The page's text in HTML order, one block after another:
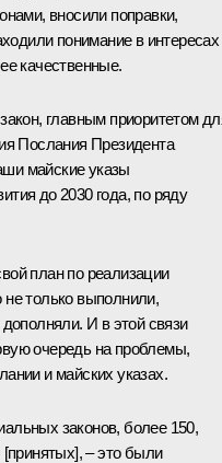
вносили поправки,
понимание в интересах
качественные.
главным приоритетом
Послания Президента
майские указы
до 2030 года, по ряду
план по реализации
только выполнили,
И в этой связи
очередь на проблемы,
и майских указах.
законов, более 150,
– это были